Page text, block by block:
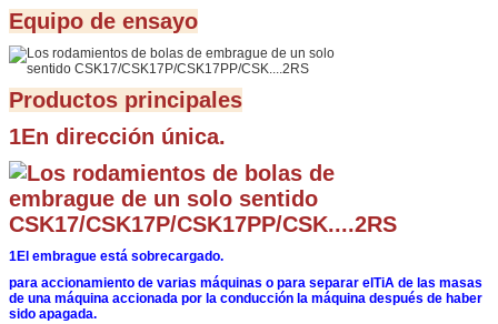
Equipo de ensayo
Productos principales
1En dirección única.
1El embrague está sobrecargado.
para accionamiento de varias máquinas o para separar el TiA de las masas
de una máquina accionada por la conducción la máquina después de haber
sido apagada.